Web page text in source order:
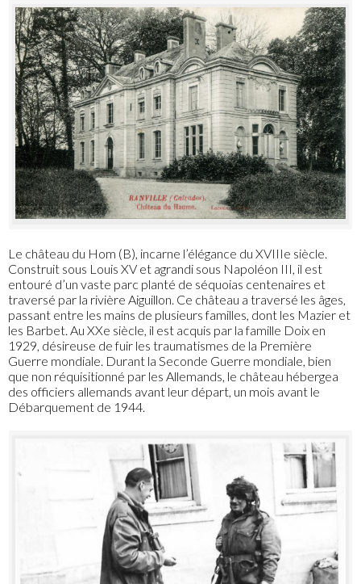
Le château du Hom (B), incarne l’élégance du XVIIIe siècle.
Construit sous Louis XV et agrandi sous Napoléon III, il est
entouré d’un vaste parc planté de séquoias centenaires et
traversé par la rivière Aiguillon. Ce château a traversé les âges,
passant entre les mains de plusieurs familles, dont les Mazier et
les Barbet. Au XXe siècle, il est acquis par la famille Doix en
1929, désireuse de fuir les traumatismes de la Première
Guerre mondiale. Durant la Seconde Guerre mondiale, bien
que non réquisitionné par les Allemands, le château hébergea
des officiers allemands avant leur départ, un mois avant le
Débarquement de 1944.